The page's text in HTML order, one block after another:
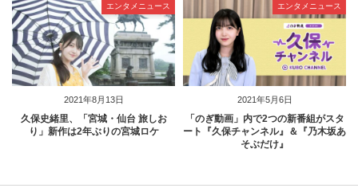
2021年8月13日
エンタメニュース
久保史緒里、「宮城・仙台 旅しお
り」新作は2年ぶりの宮城ロケ
2021年5月6日
エンタメニュース
「のぎ動画」内で2つの新番組がスタ
ート『久保チャンネル』＆『乃木坂あ
そぶだけ』